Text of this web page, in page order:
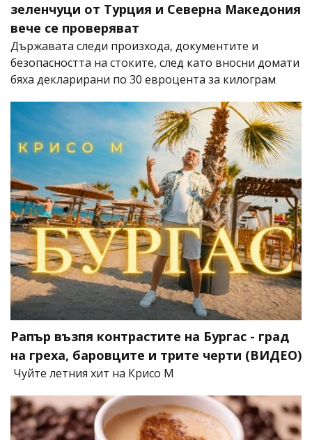
зеленчуци от Турция и Северна Македония
вече се проверяват
Държавата следи произхода, документите и
безопасността на стоките, след като вносни домати
бяха декларирани по 30 евроцента за килограм
Рапър възпя контрастите на Бургас - град
на греха, баровците и трите черти (ВИДЕО)
Чуйте летния хит на Крисо М